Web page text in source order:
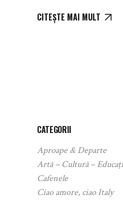
CITEȘTE MAI MULT
CATEGORII
Aproape & Departe
Artă – Cultură –
Cafenele
Ciao amore, ciao Italy